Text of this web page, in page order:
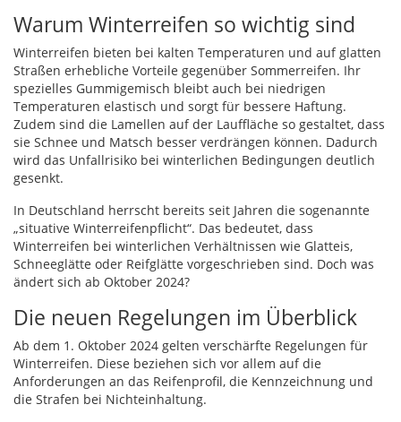
Warum Winterreifen so wichtig sind
Winterreifen bieten bei kalten Temperaturen und auf glatten
Straßen erhebliche Vorteile gegenüber Sommerreifen. Ihr
spezielles Gummigemisch bleibt auch bei niedrigen
Temperaturen elastisch und sorgt für bessere Haftung.
Zudem sind die Lamellen auf der Lauffläche so gestaltet, dass
sie Schnee und Matsch besser verdrängen können. Dadurch
wird das Unfallrisiko bei winterlichen Bedingungen deutlich
gesenkt.
In Deutschland herrscht bereits seit Jahren die sogenannte
„situative Winterreifenpflicht“. Das bedeutet, dass
Winterreifen bei winterlichen Verhältnissen wie Glatteis,
Schneeglätte oder Reifglätte vorgeschrieben sind. Doch was
ändert sich ab Oktober 2024?
Die neuen Regelungen im Überblick
Ab dem 1. Oktober 2024 gelten verschärfte Regelungen für
Winterreifen. Diese beziehen sich vor allem auf die
Anforderungen an das Reifenprofil, die Kennzeichnung und
die Strafen bei Nichteinhaltung.